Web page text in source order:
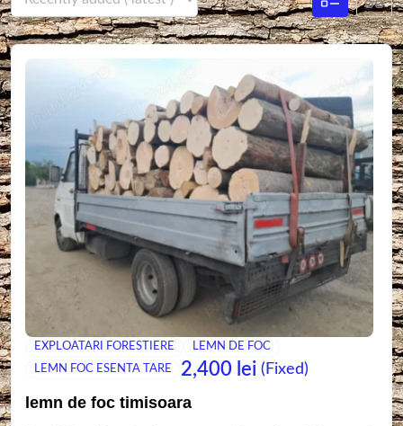
EXPLOATARI FORESTIERE
LEMN DE FOC
LEMN FOC ESENTA TARE
2,400 lei (Fixed)
lemn de foc timisoara